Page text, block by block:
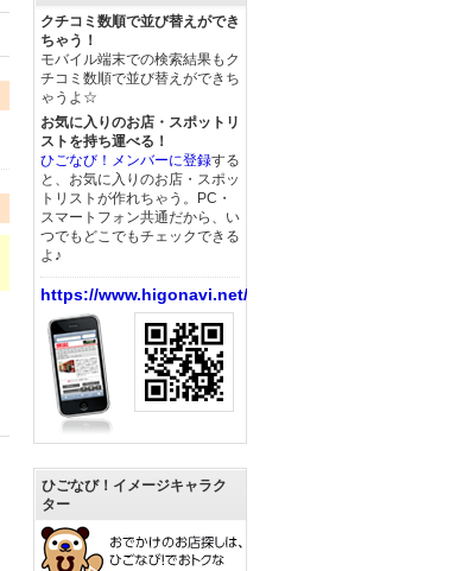
クチコミ数順で並び替えができ
ちゃう！
モバイル端末での検索結果もク
チコミ数順で並び替えができち
ゃうよ☆
お気に入りのお店・スポットリ
ストを持ち運べる！
ひごなび！メンバーに登録する
と、お気に入りのお店・スポッ
トリストが作れちゃう。PC・
スマートフォン共通だから、い
つでもどこでもチェックできる
よ♪
https://www.higonavi.net/
ひごなび！イメージキャラク
ター